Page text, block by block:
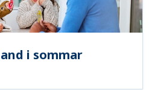
i sommar